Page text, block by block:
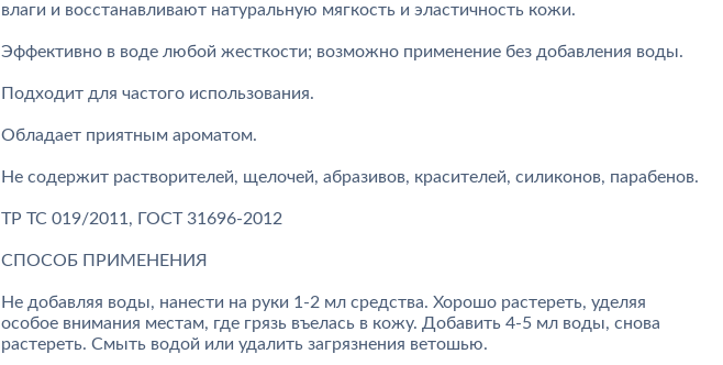
влаги и восстанавливают натуральную мягкость и эластичность кожи.
Эффективно в воде любой жесткости; возможно применение без добавления воды.
Подходит для частого использования.
Обладает приятным ароматом.
Не содержит растворителей, щелочей, абразивов, красителей, силиконов, парабенов.
ТР ТС 019/2011, ГОСТ 31696-2012
СПОСОБ ПРИМЕНЕНИЯ
Не добавляя воды, нанести на руки 1-2 мл средства. Хорошо растереть, уделяя
особое внимания местам, где грязь въелась в кожу. Добавить 4-5 мл воды, снова
растереть. Смыть водой или удалить загрязнения ветошью.